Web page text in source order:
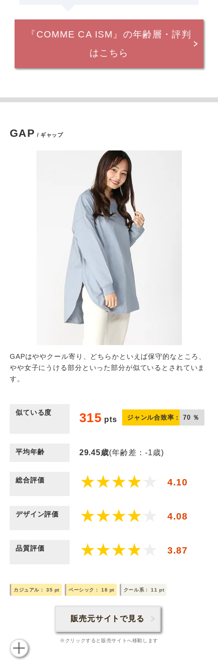
『COMME CA ISM』の年齢層・評判
はこちら
GAP / ギャップ
GAPはややクール寄り、どちらかといえば保守的なところ、
やや女子にうける部分といった部分が似ているとされていま
す。
似ている度 315 pts ジャンル合致率： 70 ％
平均年齢 29.45歳(年齢差：-1歳)
総合評価 4.10
デザイン評価 4.08
品質評価 3.87
カジュアル：35 pt ベーシック： 18 pt クール系：11pt
販売元サイトで見る
※クリックすると販売サイトへ移動します